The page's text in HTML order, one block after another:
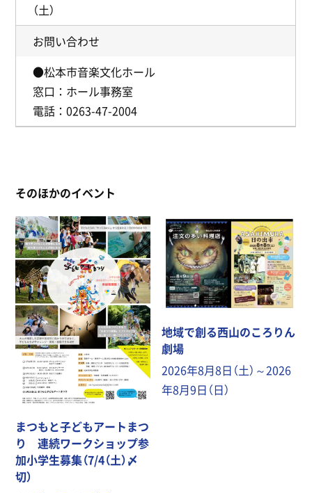
（土）
お問い合わせ
●松本市音楽文化ホール
窓口：ホール事務室
電話：0263-47-2004
そのほかのイベント
まつもと子どもアートまつ
り 連続ワークショップ参
加小学生募集（7/4（土）〆
切）
地域で創る西山のころりん
劇場
2026年8月8日（土）～2026
年8月9日（日）